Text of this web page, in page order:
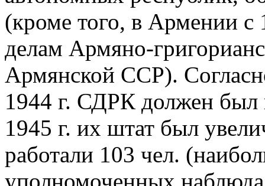
(кроме того, в Армении с
делам Армяно-
Армянской ССР).
1944 г. СДРК должен был
1945 г. их штат был
работали 103 чел.
уполномоченных